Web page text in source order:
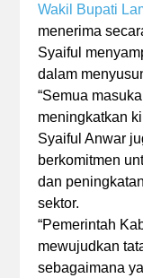
Wakil Bupati
menerima
Syaiful
dalam
“Semua
meningkatkan
Syaiful Anwar
berkomitmen
dan
sektor.
“Pemerintah
mewujudkan
sebagaimana